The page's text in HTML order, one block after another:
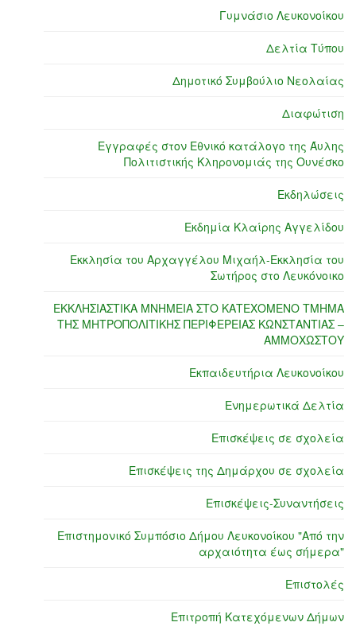
Γυμνάσιο Λευκονοίκου
Δελτία Τύπου
Δημοτικό Συμβούλιο Νεολαίας
Διαφώτιση
Εγγραφές στον Εθνικό κατάλογο της Άυλης
Πολιτιστικής Κληρονομιάς της Ουνέσκο
Εκδηλώσεις
Εκδημία Κλαίρης Αγγελίδου
Εκκλησία του Αρχαγγέλου Μιχαήλ-Εκκλησία του
Σωτήρος στο Λευκόνοικο
ΕΚΚΛΗΣΙΑΣΤΙΚΑ ΜΝΗΜΕΙΑ ΣΤΟ ΚΑΤΕΧΟΜΕΝΟ ΤΜΗΜΑ
ΤΗΣ ΜΗΤΡΟΠΟΛΙΤΙΚΗΣ ΠΕΡΙΦΕΡΕΙΑΣ ΚΩΝΣΤΑΝΤΙΑΣ –
ΑΜΜΟΧΩΣΤΟΥ
Εκπαιδευτήρια Λευκονοίκου
Ενημερωτικά Δελτία
Επισκέψεις σε σχολεία
Επισκέψεις της Δημάρχου σε σχολεία
Επισκέψεις-Συναντήσεις
Επιστημονικό Συμπόσιο Δήμου Λευκονοίκου "Από την
αρχαιότητα έως σήμερα"
Επιστολές
Επιτροπή Κατεχόμενων Δήμων